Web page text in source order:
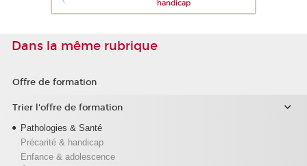
handicap
Dans la même rubrique
Offre de formation
Trier l'offre de formation
Pathologies & Santé
Précarité & handicap
Enfance & adolescence